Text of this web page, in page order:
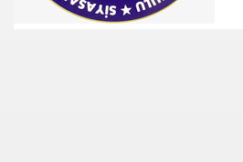
açmak için 80 milyon dolar yatırdı